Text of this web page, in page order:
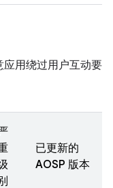
用绕过用户互动要
已更新的
AOSP 版本